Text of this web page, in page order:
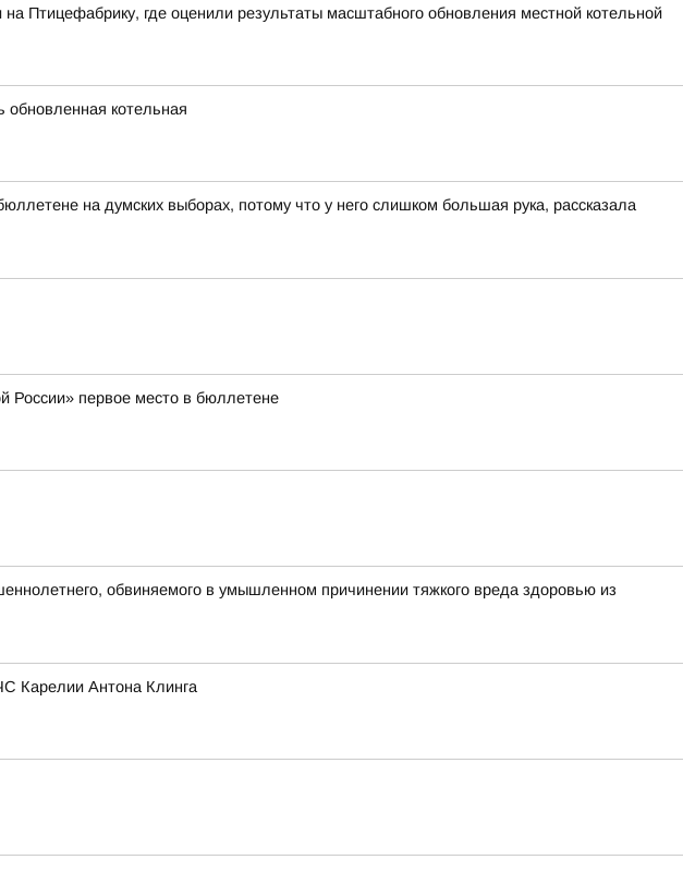
Птицефабрику, где оценили результаты масштабного обновления местной котельной
котельная
на думских выборах, потому что у него слишком большая рука, рассказала
России» первое место в бюллетене
обвиняемого в умышленном причинении тяжкого вреда здоровью из
Карелии Антона Клинга